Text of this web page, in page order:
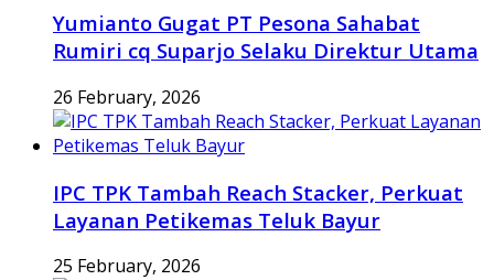
Yumianto Gugat PT Pesona Sahabat
Rumiri cq Suparjo Selaku Direktur Utama
26 February, 2026
IPC TPK Tambah Reach Stacker, Perkuat
Layanan Petikemas Teluk Bayur
25 February, 2026